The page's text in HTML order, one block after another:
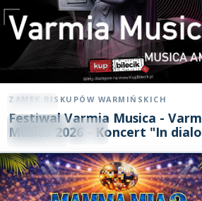
Koncert
08 2026 19:00
ZAMEK BISKUPÓW WARMIŃSKICH
Festiwal Varmia Musica -
Musica 2026 - Koncert "In